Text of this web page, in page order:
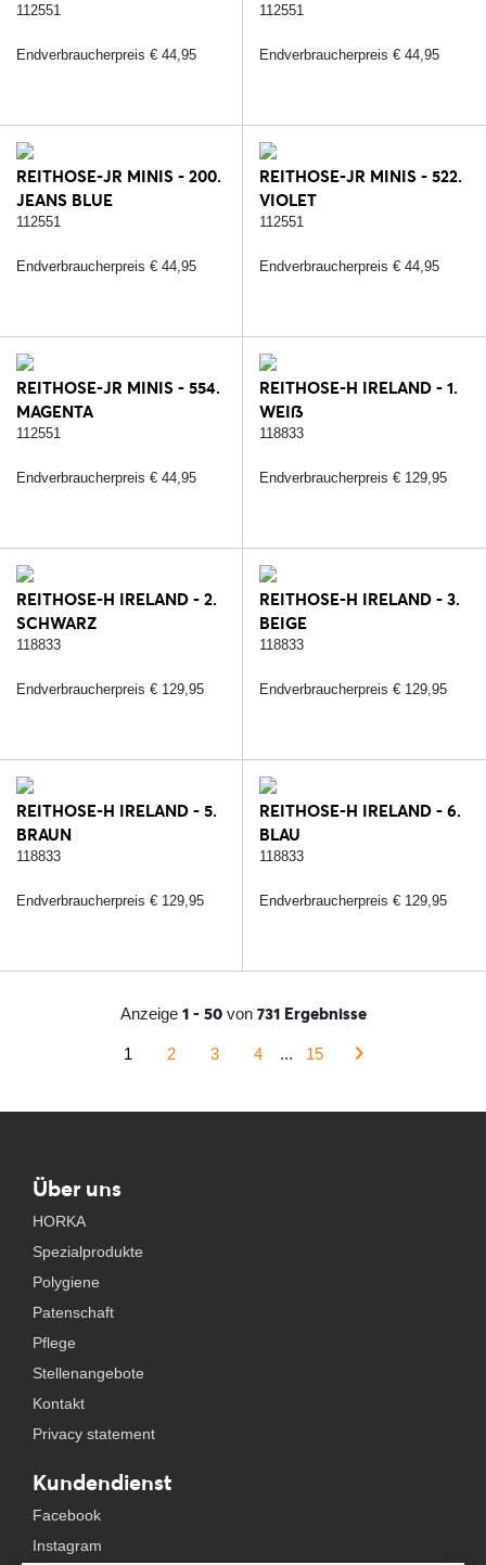
112551
Endverbraucherpreis € 44,95
112551
Endverbraucherpreis € 44,95
REITHOSE-JR MINIS - 200.
JEANS BLUE
112551
Endverbraucherpreis € 44,95
REITHOSE-JR MINIS - 522.
VIOLET
112551
Endverbraucherpreis € 44,95
REITHOSE-JR MINIS - 554.
MAGENTA
112551
Endverbraucherpreis € 44,95
REITHOSE-H IRELAND - 1.
WEIß
118833
Endverbraucherpreis € 129,95
REITHOSE-H IRELAND - 2.
SCHWARZ
118833
Endverbraucherpreis € 129,95
REITHOSE-H IRELAND - 3.
BEIGE
118833
Endverbraucherpreis € 129,95
REITHOSE-H IRELAND - 5.
BRAUN
118833
Endverbraucherpreis € 129,95
REITHOSE-H IRELAND - 6.
BLAU
118833
Endverbraucherpreis € 129,95
Anzeige 1 - 50von 731 Ergebnisse
1 2 3 4 ... 15
Über uns
HORKA
Spezialprodukte
Polygiene
Patenschaft
Pflege
Stellenangebote
Kontakt
Privacy statement
Kundendienst
Facebook
Instagram